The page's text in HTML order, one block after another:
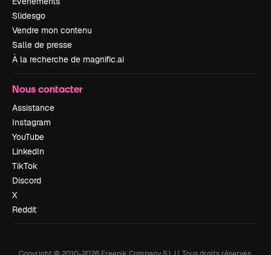
Slidesgo
Vendre mon contenu
Salle de presse
À la recherche de magnific.ai
Nous contacter
Assistance
Instagram
YouTube
LinkedIn
TikTok
Discord
X
Reddit